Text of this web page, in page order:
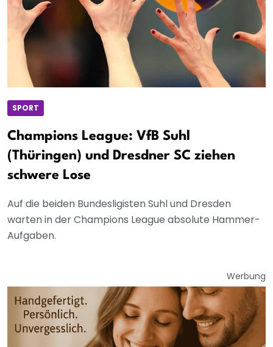
SPORT
Champions League: VfB Suhl
(Thüringen) und Dresdner SC ziehen
schwere Lose
Auf die beiden Bundesligisten Suhl und Dresden
warten in der Champions League absolute Hammer-
Aufgaben.
Werbung